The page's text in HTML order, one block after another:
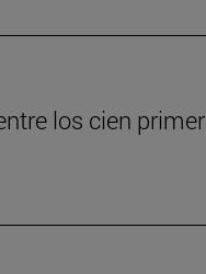
los cien